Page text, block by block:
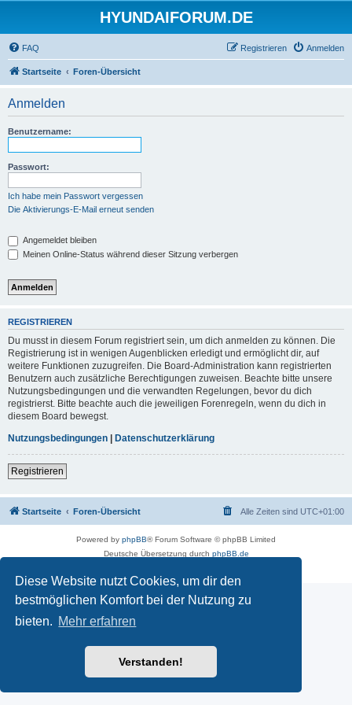
Diese Website nutzt Cookies, um dir den
bestmöglichen Komfort bei der Nutzung zu
bieten. Mehr erfahren
Verstanden!
HYUNDAIFORUM.DE
FAQ Anmelden
Registrieren
Startseite Foren-Übersicht
Anmelden
Benutzername:
Passwort:
Ich habe mein Passwort vergessen
Die Aktivierungs-E-Mail erneut senden
Angemeldet bleiben
Meinen Online-Status während dieser Sitzung verbergen
REGISTRIEREN
Du musst in diesem Forum registriert sein, um dich anmelden zu können. Die
Registrierung ist in wenigen Augenblicken erledigt und ermöglicht dir, auf
weitere Funktionen zuzugreifen. Die Board-Administration kann registrierten
Benutzern auch zusätzliche Berechtigungen zuweisen. Beachte bitte unsere
Nutzungsbedingungen und die verwandten Regelungen, bevor du dich
registrierst. Bitte beachte auch die jeweiligen Forenregeln, wenn du dich in
diesem Board bewegst.
Nutzungsbedingungen | Datenschutzerklärung
Registrieren
Startseite Foren-Übersicht Alle Zeiten sind UTC+01:00
Powered by phpBB® Forum Software © phpBB Limited
Deutsche Übersetzung durch phpBB.de